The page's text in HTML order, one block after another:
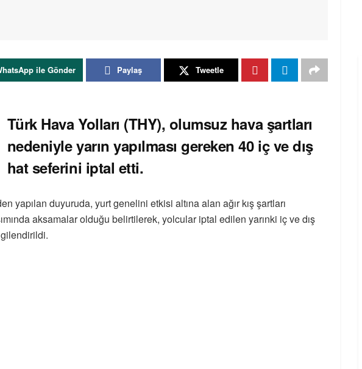
ile Gönder Paylaş Tweetle
Türk Hava Yolları (THY), olumsuz hava şartları
nedeniyle yarın yapılması gereken 40 iç ve dış
hat seferini iptal etti.
yapılan duyuruda, yurt genelini etkisi altına alan ağır kış şartları
aksamalar olduğu belirtilerek, yolcular iptal edilen yarınki iç ve dış